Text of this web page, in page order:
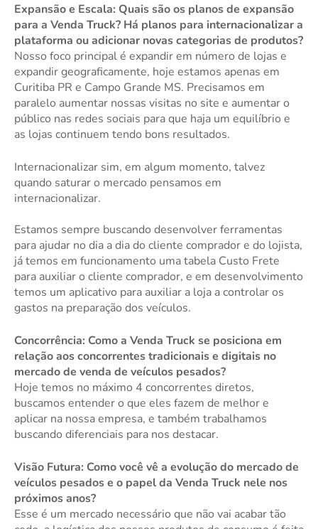
Expansão e Escala: Quais são os planos de expansão
para a Venda Truck? Há planos para internacionalizar a
plataforma ou adicionar novas categorias de produtos?
Nosso foco principal é expandir em número de lojas e
expandir geograficamente, hoje estamos apenas em
Curitiba PR e Campo Grande MS. Precisamos em
paralelo aumentar nossas visitas no site e aumentar o
público nas redes sociais para que haja um equilíbrio e
as lojas continuem tendo bons resultados.
Internacionalizar sim, em algum momento, talvez
quando saturar o mercado pensamos em
internacionalizar.
Estamos sempre buscando desenvolver ferramentas
para ajudar no dia a dia do cliente comprador e do lojista,
já temos em funcionamento uma tabela Custo Frete
para auxiliar o cliente comprador, e em desenvolvimento
temos um aplicativo para auxiliar a loja a controlar os
gastos na preparação dos veículos.
Concorrência: Como a Venda Truck se posiciona em
relação aos concorrentes tradicionais e digitais no
mercado de venda de veículos pesados?
Hoje temos no máximo 4 concorrentes diretos,
buscamos entender o que eles fazem de melhor e
aplicar na nossa empresa, e também trabalhamos
buscando diferenciais para nos destacar.
Visão Futura: Como você vê a evolução do mercado de
veículos pesados e o papel da Venda Truck nele nos
próximos anos?
Esse é um mercado necessário que não vai acabar tão